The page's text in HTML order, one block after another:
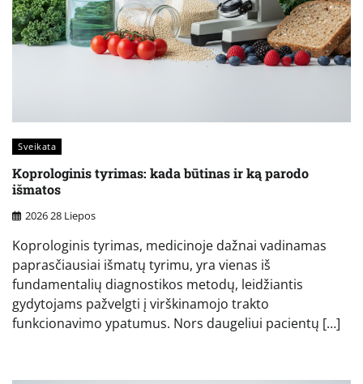
Sveikata
Koprologinis tyrimas: kada būtinas ir ką parodo
išmatos
2026 28 Liepos
Koprologinis tyrimas, medicinoje dažnai vadinamas
paprasčiausiai išmatų tyrimu, yra vienas iš
fundamentalių diagnostikos metodų, leidžiantis
gydytojams pažvelgti į virškinamojo trakto
funkcionavimo ypatumus. Nors daugeliui pacientų […]